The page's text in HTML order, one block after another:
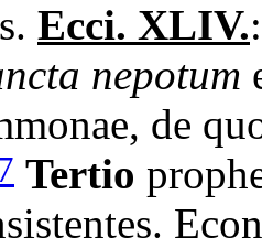
Ecci. XLIV.
nepotum
de
Tertio